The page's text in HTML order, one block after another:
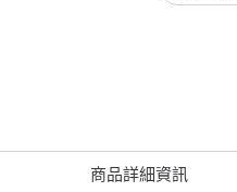
商品詳細資訊